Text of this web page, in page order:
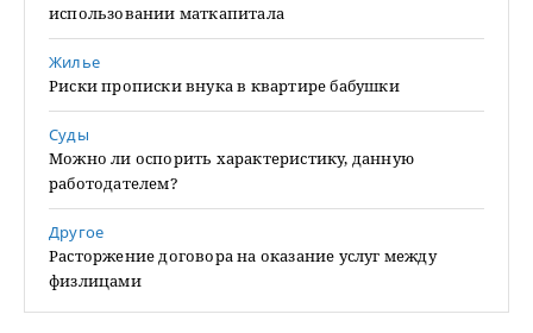
использовании маткапитала
Жилье
Риски прописки внука в квартире бабушки
Суды
Можно ли оспорить характеристику, данную
работодателем?
Другое
Расторжение договора на оказание услуг между
физлицами